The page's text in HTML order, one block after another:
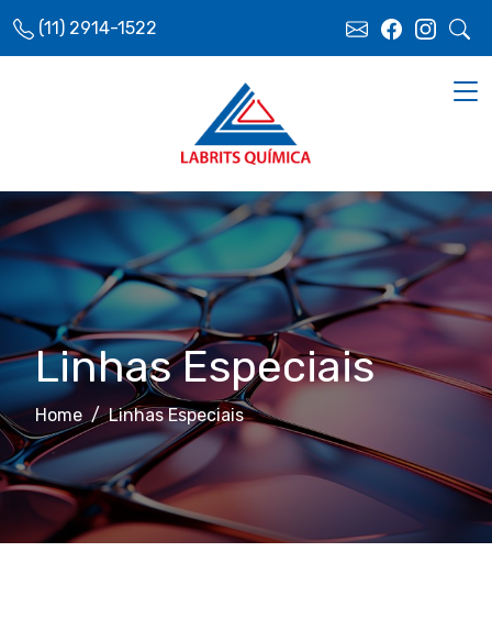
(11) 2914-1522
Linhas Especiais
Home Linhas Especiais